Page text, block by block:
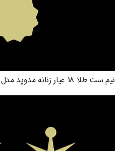
نیم ست طلا 18 عیار زنانه مدوپد مدل ستاره کد NA15587